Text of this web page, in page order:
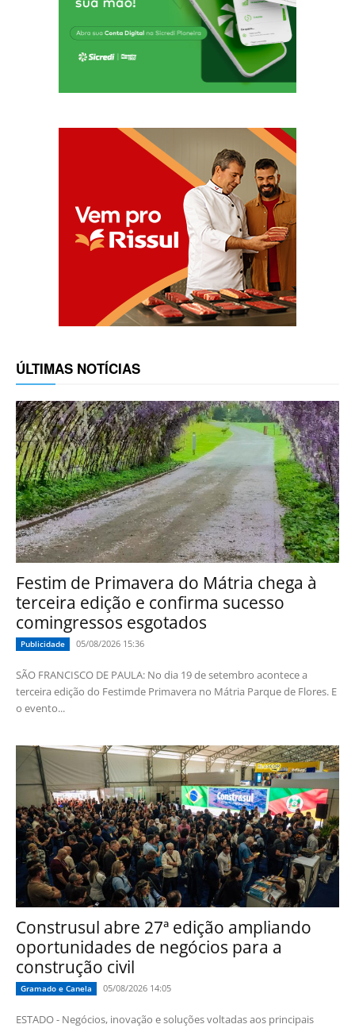
ÚLTIMAS NOTÍCIAS
Festim de Primavera do Mátria chega à
terceira edição e confirma sucesso
comingressos esgotados
Publicidade 05/08/2026 15:36
SÃO FRANCISCO DE PAULA: No dia 19 de setembro acontece a
terceira edição do Festimde Primavera no Mátria Parque de Flores. E
o evento...
Construsul abre 27ª edição ampliando
oportunidades de negócios para a
construção civil
Gramado e Canela 05/08/2026 14:05
ESTADO - Negócios, inovação e soluções voltadas aos principais